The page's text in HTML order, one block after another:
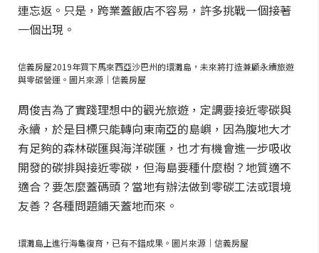
連忘返。只是，跨業蓋飯店不容易，許多挑戰一個接著
一個出現。
信義房屋2019年買下馬來西亞沙巴州的環灘島，未來將打造兼顧永續旅遊
與零碳營運。圖片來源｜信義房屋
周俊吉為了實踐理想中的觀光旅遊，定調要接近零碳與
永續，於是目標只能轉向東南亞的島嶼，因為腹地大才
有足夠的森林碳匯與海洋碳匯，也才有機會進一步吸收
開發的碳排與接近零碳，但海島要種什麼樹？地質適不
適合？要怎麼蓋碼頭？當地有辦法做到零碳工法或環境
友善？各種問題鋪天蓋地而來。
環灘島上進行海龜復育，已有不錯成果。圖片來源｜信義房屋